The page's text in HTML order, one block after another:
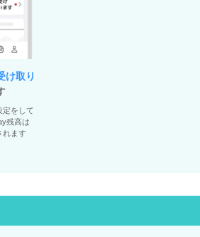
け取り
定をして
残高は
れます